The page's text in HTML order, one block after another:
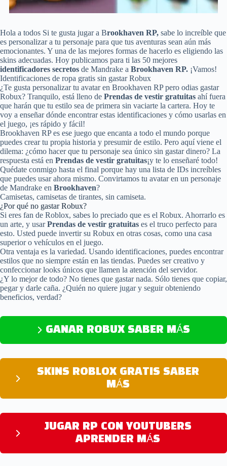
Hola a todos Si te gusta jugar a Brookhaven RP, sabe lo increíble que
es personalizar a tu personaje para que tus aventuras sean aún más
emocionantes. Y una de las mejores formas de hacerlo es eligiendo las
skins adecuadas. Hoy publicamos para ti las 50 mejores
identificadores secretos de Mandrake a Brookhaven RP. ¡Vamos!
Identificaciones de ropa gratis sin gastar Robux
¿Te gusta personalizar tu avatar en Brookhaven RP pero odias gastar
Robux? Tranquilo, está lleno de Prendas de vestir gratuitas ahí fuera
que harán que tu estilo sea de primera sin vaciarte la cartera. Hoy te
voy a enseñar dónde encontrar estas identificaciones y cómo usarlas en
el juego, ¡es rápido y fácil!
Brookhaven RP es ese juego que encanta a todo el mundo porque
puedes crear tu propia historia y presumir de estilo. Pero aquí viene el
dilema: ¿cómo hacer que tu personaje sea único sin gastar dinero? La
respuesta está en Prendas de vestir gratuitas¡y te lo enseñaré todo!
Quédate conmigo hasta el final porque hay una lista de IDs increíbles
que puedes usar ahora mismo. Convirtamos tu avatar en un personaje
de Mandrake en Brookhaven?
Camisetas, camisetas de tirantes, sin camiseta.
¿Por qué no gastar Robux?
Si eres fan de Roblox, sabes lo preciado que es el Robux. Ahorrarlo es
un arte, y usarPrendas de vestir gratuitas es el truco perfecto para
esto. Usted puede invertir su Robux en otras cosas, como una casa
superior o vehículos en el juego.
Otra ventaja es la variedad. Usando identificaciones, puedes encontrar
estilos que no siempre están en las tiendas. Puedes ser creativo y
confeccionar looks únicos que llamen la atención del servidor.
¿Y lo mejor de todo? No tienes que gastar nada. Sólo tienes que copiar,
pegar y darle caña. ¿Quién no quiere jugar y seguir obteniendo
beneficios, verdad?
GANAR ROBUX SABER MÁS
SKINS ROBLOX GRATIS SABER
MÁS
JUGAR RP CON YOUTUBERS
APRENDER MÁS